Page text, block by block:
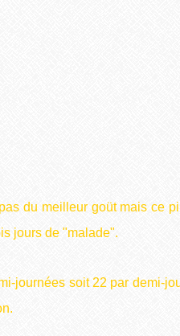
du meilleur goüt mais ce
jours de "malade".
journées soit 22 par demi-